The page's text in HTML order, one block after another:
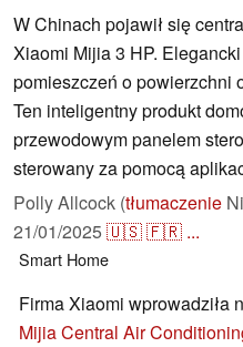
W Chinach pojawił się
Xiaomi Mijia 3 HP.
pomieszczeń o powierzchni
Ten inteligentny produkt
przewodowym panelem
sterowany za pomocą
Polly Allcock (tłumaczenie
21/01/2025🇺🇸🇫🇷 ...
Smart Home
Firma Xiaomi wprowadziła
Mijia Central Air